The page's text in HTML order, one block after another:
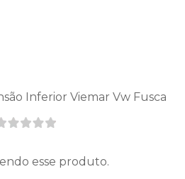
Inferior Viemar Vw Fusca
esse produto.